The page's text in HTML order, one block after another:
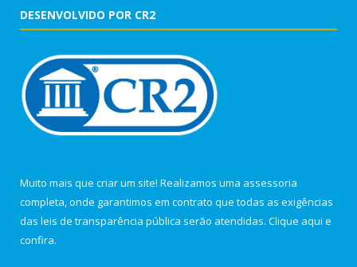
DESENVOLVIDO POR CR2
Muito mais que criar um site! Realizamos uma assessoria
completa, onde garantimos em contrato que todas as exigências
das leis de transparência pública serão atendidas. Clique aqui e
confira.